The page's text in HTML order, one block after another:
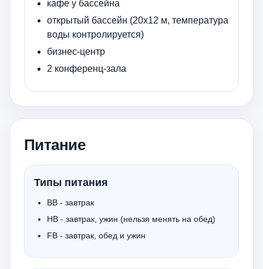
кафе у бассейна
открытый бассейн (20х12 м, температура
воды контролируется)
бизнес-центр
2 конференц-зала
Питание
Типы питания
BB - завтрак
HB - завтрак, ужин (нельзя менять на обед)
FB - завтрак, обед и ужин